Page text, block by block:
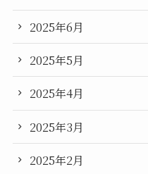
2025年6月
2025年5月
2025年4月
2025年3月
2025年2月